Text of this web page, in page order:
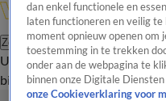
Zoeken
UitzendingenVandaag Inside
bijwonen
dan enkel functionele en
laten functioneren en veilig
moment opnieuw openen om
toestemming in te trekken
onder aan de webpagina te
binnen onze Digitale
onze Cookieverklaring voor